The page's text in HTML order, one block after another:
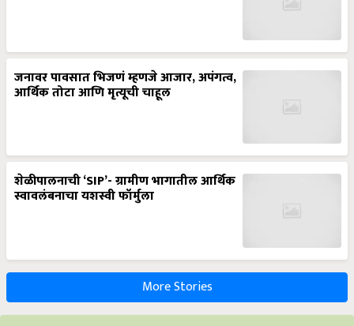
जनावर पावसात भिजणं म्हणजे आजार, अपंगत्व,
आर्थिक तोटा आणि मृत्यूची चाहूल
शेळीपालनाची ‘SIP’- ग्रामीण भागातील आर्थिक
स्वावलंबनाचा यशस्वी फॉर्मुला
More Stories